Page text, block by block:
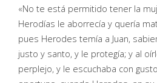
«No te está permitido tener la
Herodías le aborrecía y quería
pues Herodes temía a Juan,
justo y santo, y le protegía; y al
perplejo, y le escuchaba con